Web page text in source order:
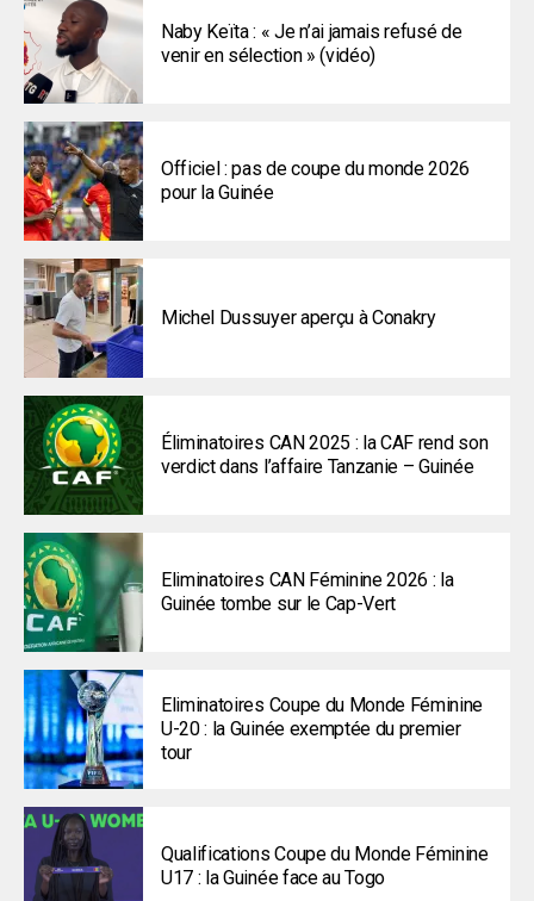
Naby Keïta : « Je n’ai jamais refusé de
venir en sélection » (vidéo)
Officiel : pas de coupe du monde 2026
pour la Guinée
Michel Dussuyer aperçu à Conakry
Éliminatoires CAN 2025 : la CAF rend son
verdict dans l’affaire Tanzanie – Guinée
Eliminatoires CAN Féminine 2026 : la
Guinée tombe sur le Cap-Vert
Eliminatoires Coupe du Monde Féminine
U-20 : la Guinée exemptée du premier
tour
Qualifications Coupe du Monde Féminine
U17 : la Guinée face au Togo